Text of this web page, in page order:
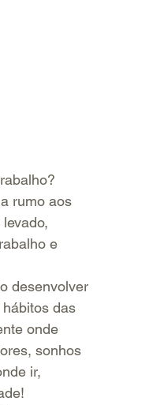
rumo aos
e
desenvolver
hábitos das
onde
sonhos
ir,